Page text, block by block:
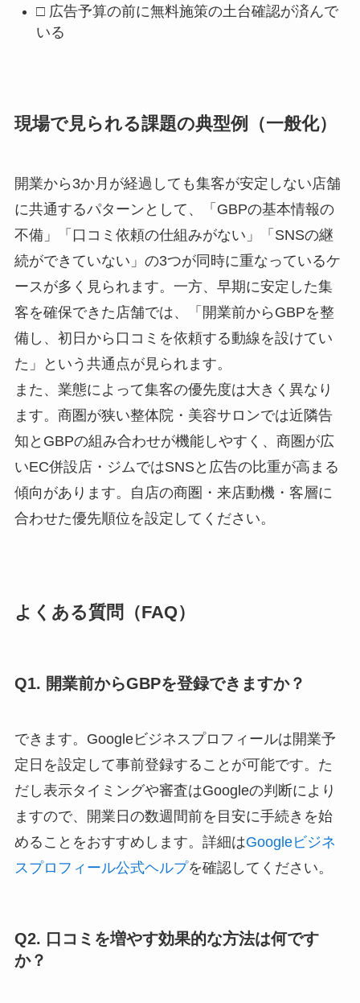
□ 広告予算の前に無料施策の土台確認が済んで
いる
現場で見られる課題の典型例（一般化）
開業から3か月が経過しても集客が安定しない店舗
に共通するパターンとして、「GBPの基本情報の
不備」「口コミ依頼の仕組みがない」「SNSの継
続ができていない」の3つが同時に重なっているケ
ースが多く見られます。一方、早期に安定した集
客を確保できた店舗では、「開業前からGBPを整
備し、初日から口コミを依頼する動線を設けてい
た」という共通点が見られます。
また、業態によって集客の優先度は大きく異なり
ます。商圏が狭い整体院・美容サロンでは近隣告
知とGBPの組み合わせが機能しやすく、商圏が広
いEC併設店・ジムではSNSと広告の比重が高まる
傾向があります。自店の商圏・来店動機・客層に
合わせた優先順位を設定してください。
よくある質問（FAQ）
Q1. 開業前からGBPを登録できますか？
できます。Googleビジネスプロフィールは開業予
定日を設定して事前登録することが可能です。た
だし表示タイミングや審査はGoogleの判断により
ますので、開業日の数週間前を目安に手続きを始
めることをおすすめします。詳細はGoogleビジネ
スプロフィール公式ヘルプを確認してください。
Q2. 口コミを増やす効果的な方法は何です
か？